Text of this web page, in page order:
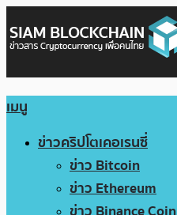
เมนู
ข่าวคริปโตเคอเรนซี่
ข่าว Bitcoin
ข่าว Ethereum